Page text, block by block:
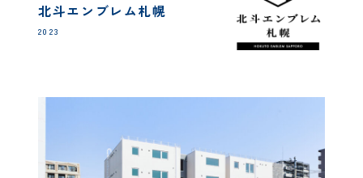
北斗エンブレム札幌
2023